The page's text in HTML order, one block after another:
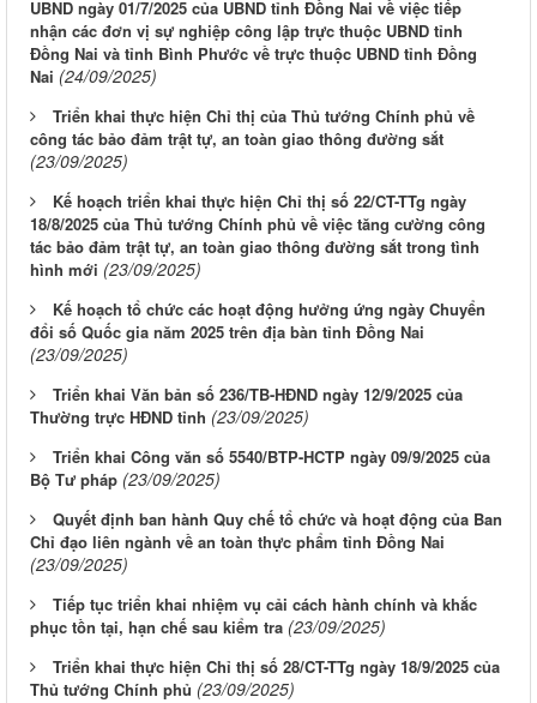
UBND ngày 01/7/2025 của UBND tỉnh Đồng Nai về việc tiếp
nhận các đơn vị sự nghiệp công lập trực thuộc UBND tỉnh
Đồng Nai và tỉnh Bình Phước về trực thuộc UBND tỉnh Đồng
Nai (24/09/2025)
Triển khai thực hiện Chỉ thị của Thủ tướng Chính phủ về
công tác bảo đảm trật tự, an toàn giao thông đường sắt
(23/09/2025)
Kế hoạch triển khai thực hiện Chỉ thị số 22/CT-TTg ngày
18/8/2025 của Thủ tướng Chính phủ về việc tăng cường công
tác bảo đảm trật tự, an toàn giao thông đường sắt trong tình
hình mới (23/09/2025)
Kế hoạch tổ chức các hoạt động hưởng ứng ngày Chuyển
đổi số Quốc gia năm 2025 trên địa bàn tỉnh Đồng Nai
(23/09/2025)
Triển khai Văn bản số 236/TB-HĐND ngày 12/9/2025 của
Thường trực HĐND tỉnh (23/09/2025)
Triển khai Công văn số 5540/BTP-HCTP ngày 09/9/2025 của
Bộ Tư pháp (23/09/2025)
Quyết định ban hành Quy chế tổ chức và hoạt động của Ban
Chỉ đạo liên ngành về an toàn thực phẩm tỉnh Đồng Nai
(23/09/2025)
Tiếp tục triển khai nhiệm vụ cải cách hành chính và khắc
phục tồn tại, hạn chế sau kiểm tra (23/09/2025)
Triển khai thực hiện Chỉ thị số 28/CT-TTg ngày 18/9/2025 của
Thủ tướng Chính phủ (23/09/2025)